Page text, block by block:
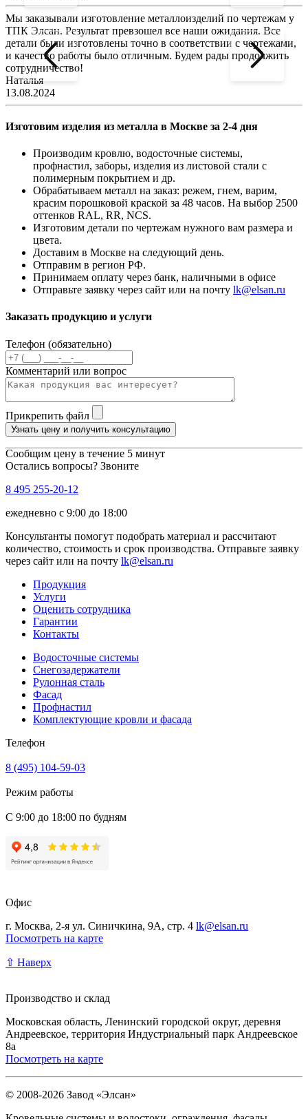
Мы заказывали изготовление металлоизделий по чертежам у
ТПК Элсан. Результат превзошел все наши ожидания. Все
детали были изготовлены точно в соответствии с чертежами,
и качество работы было отличным. Будем рады продолжить
сотрудничество!
Наталья
13.08.2024
Изготовим изделия из металла в Москве за 2-4 дня
Производим кровлю, водосточные системы,
профнастил, заборы, изделия из листовой стали с
полимерным покрытием и др.
Обрабатываем металл на заказ: режем, гнем, варим,
красим порошковой краской за 48 часов. На выбор 2500
оттенков RAL, RR, NCS.
Изготовим детали по чертежам нужного вам размера и
цвета.
Доставим в Москве на следующий день.
Отправим в регион РФ.
Принимаем оплату через банк, наличными в офисе
Отправьте заявку через сайт или на почту lk@elsan.ru
Заказать продукцию и услуги
Телефон (обязательно)
Комментарий или вопрос
Прикрепить файл
Узнать цену и получить консультацию
Сообщим цену в течение 5 минут
Остались вопросы? Звоните
8 495 255-20-12
ежедневно с 9:00 до 18:00
Консультанты помогут подобрать материал и рассчитают
количество, стоимость и срок производства. Отправьте заявку
через сайт или на почту lk@elsan.ru
Продукция
Услуги
Оценить сотрудника
Гарантии
Контакты
Водосточные системы
Снегозадержатели
Рулонная сталь
Фасад
Профнастил
Комплектующие кровли и фасада
Телефон
8 (495) 104-59-03
Режим работы
С 9:00 до 18:00 по будням
Офис
г. Москва, 2-я ул. Синичкина, 9А, стр. 4 lk@elsan.ru
Посмотреть на карте
⇧ Наверх
Производство и склад
Московская область, Ленинский городской округ, деревня
Андреевское, территория Индустриальный парк Андреевское
8а
Посмотреть на карте
© 2008-2026 Завод «Элсан»